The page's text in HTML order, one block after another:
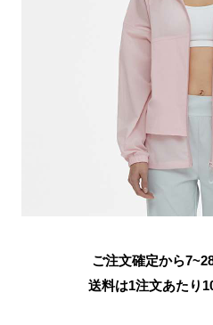
ご注文確定から
送料は1注文あたり